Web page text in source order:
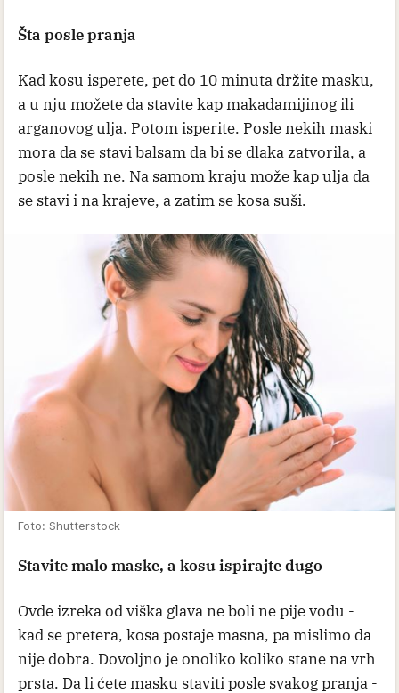
Šta posle pranja
Kad kosu isperete, pet do 10 minuta držite masku,
a u nju možete da stavite kap makadamijinog ili
arganovog ulja. Potom isperite. Posle nekih maski
mora da se stavi balsam da bi se dlaka zatvorila, a
posle nekih ne. Na samom kraju može kap ulja da
se stavi i na krajeve, a zatim se kosa suši.
Foto: Shutterstock
Stavite malo maske, a kosu ispirajte dugo
Ovde izreka od viška glava ne boli ne pije vodu -
kad se pretera, kosa postaje masna, pa mislimo da
nije dobra. Dovoljno je onoliko koliko stane na vrh
prsta. Da li ćete masku staviti posle svakog pranja -